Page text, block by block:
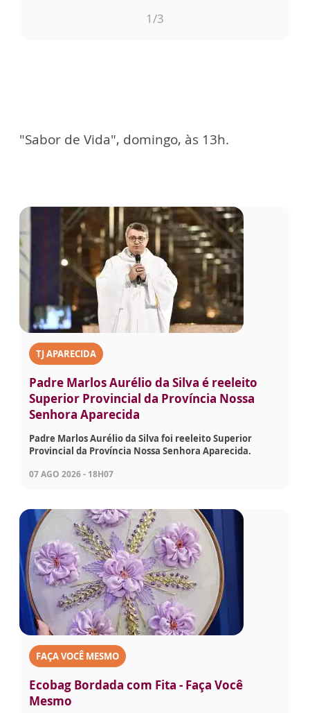
1/3
"Sabor de Vida", domingo, às 13h.
TJ APARECIDA
Padre Marlos Aurélio da Silva é reeleito
Superior Provincial da Província Nossa
Senhora Aparecida
Padre Marlos Aurélio da Silva foi reeleito Superior
Provincial da Província Nossa Senhora Aparecida.
07 AGO 2026 - 18H07
FAÇA VOCÊ MESMO
Ecobag Bordada com Fita - Faça Você
Mesmo